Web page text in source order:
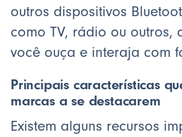
outros dispositivos
como TV, rádio ou outros,
você ouça e interaja com
Principais características
marcas a se destacarem
Existem alguns recursos